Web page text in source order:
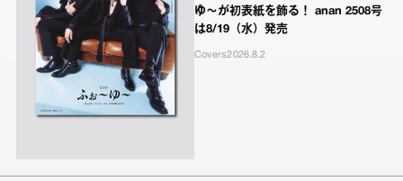
ゆ～が初表紙を飾る！ anan 2508号
は8/19（水）発売
Covers2026.8.2